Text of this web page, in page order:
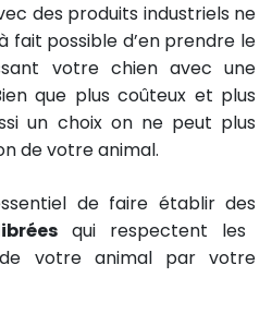
des produits industriels ne
fait possible d’en prendre le
votre chien avec une
que plus coûteux et plus
un choix on ne peut plus
de votre animal.
de faire établir des
qui respectent les
de votre animal par votre